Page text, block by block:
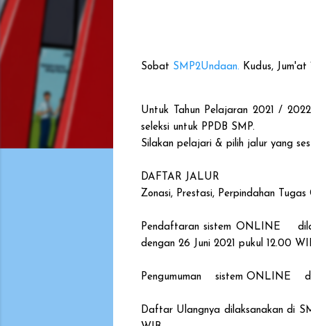
Sobat SMP2Undaan. Kudus,
Untuk Tahun Pelajaran 2021 /
seleksi untuk PPDB SMP.
Silakan pelajari & pilih jalur yang
DAFTAR JALUR
Zonasi, Prestasi, Perpindahan
Pendaftaran sistem ONLINE
dengan 26 Juni 2021 pukul 12.00
Pengumuman sistem ONLINE
Daftar Ulangnya dilaksanakan di